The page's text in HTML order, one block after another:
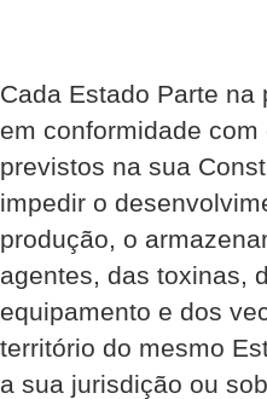
Cada Estado Parte
em conformidade
previstos na sua
impedir o
produção, o
agentes, das toxinas,
equipamento e dos
território do mesmo
a sua jurisdição ou